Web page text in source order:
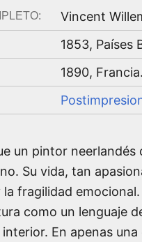
Vincent
1853, Países
1890, Francia.
un pintor neerlandés
Su vida, tan
fragilidad
como un lenguaje
En apenas